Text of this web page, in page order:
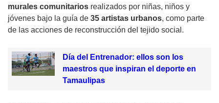
murales comunitarios realizados por niñas, niños y
jóvenes bajo la guía de 35 artistas urbanos, como parte
de las acciones de reconstrucción del tejido social.
Día del Entrenador: ellos son los
maestros que inspiran el deporte en
Tamaulipas